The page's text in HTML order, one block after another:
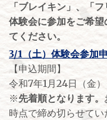
「ブレイキン」、「
体験会に参加をご希
てください。
3/1（土）体験会参加
【申込期間】
令和7年1月24日（金）
※先着順となります。
時点で締め切らせてい